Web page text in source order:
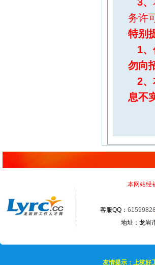
务许
特别
1、
勿向
2、
息不
本网站经
客服QQ： 61599828
地址：龙岩
友情提示：上杭好